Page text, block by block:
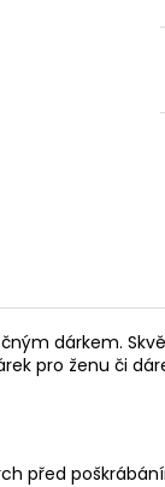
dárkem.
pro ženu či
před